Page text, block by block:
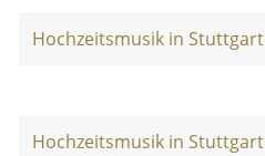
Hochzeitsmusik in Stuttgart
Hochzeitsmusik in Stuttgart